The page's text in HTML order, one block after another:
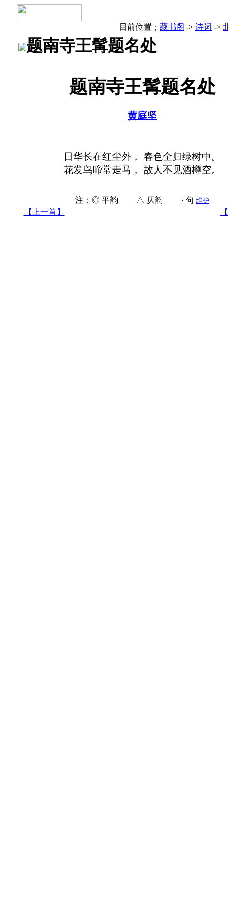
目前位置； 藏书阁 -> 诗词 ->
题南寺王髯题名处
题南寺王髯题名处
黄庭坚
日华长在红尘外， 春色全归绿树中。
花发鸟啼常走马， 故人不见酒樽空。
注：◎ 平韵 △ 仄韵 · 句 维护
【上一首】